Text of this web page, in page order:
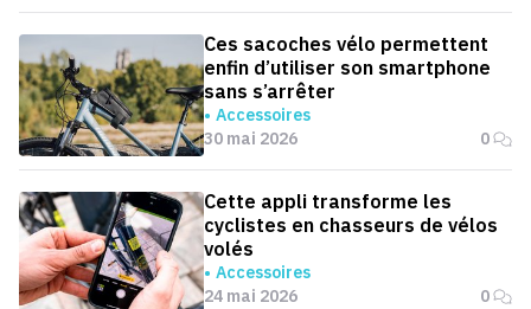
Ces sacoches vélo permettent
enfin d’utiliser son smartphone
sans s’arrêter
Accessoires
30 mai 2026
0
Cette appli transforme les
cyclistes en chasseurs de vélos
volés
Accessoires
24 mai 2026
0